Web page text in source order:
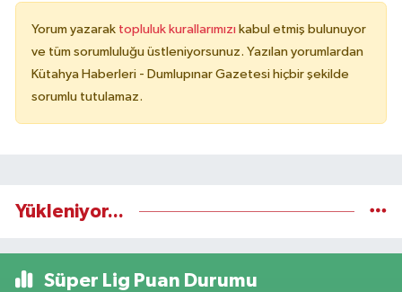
Yorum yazarak topluluk kurallarımızı kabul etmiş bulunuyor
ve tüm sorumluluğu üstleniyorsunuz. Yazılan yorumlardan
Kütahya Haberleri - Dumlupınar Gazetesi hiçbir şekilde
sorumlu tutulamaz.
Yükleniyor...
Süper Lig Puan Durumu